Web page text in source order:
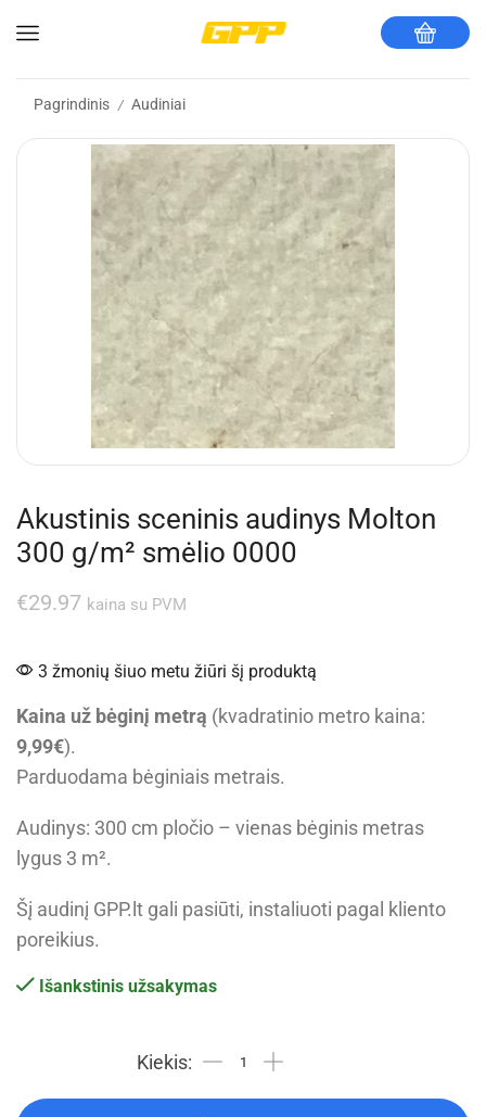
Pagrindinis / Audiniai
Akustinis sceninis audinys Molton
300 g/m² smėlio 0000
€29.97 kaina su PVM
3 žmonių šiuo metu žiūri šį produktą
Kaina už bėginį metrą (kvadratinio metro kaina:
9,99€).
Parduodama bėginiais metrais.
Audinys: 300 cm pločio – vienas bėginis metras
lygus 3 m².
Šį audinį GPP.lt gali pasiūti, instaliuoti pagal kliento
poreikius.
Išankstinis užsakymas